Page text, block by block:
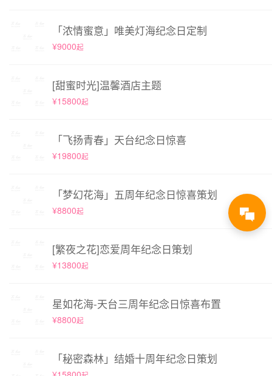
「浓情蜜意」唯美灯海纪念日定制
¥9000起
[甜蜜时光]温馨酒店主题
¥15800起
「飞扬青春」天台纪念日惊喜
¥19800起
「梦幻花海」五周年纪念日惊喜策划
¥8800起
[繁夜之花]恋爱周年纪念日策划
¥13800起
星如花海-天台三周年纪念日惊喜布置
¥8800起
「秘密森林」结婚十周年纪念日策划